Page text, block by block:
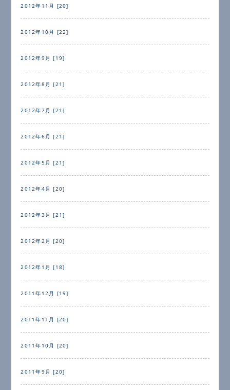
2012年11月 [20]
2012年10月 [22]
2012年9月 [19]
2012年8月 [21]
2012年7月 [21]
2012年6月 [21]
2012年5月 [21]
2012年4月 [20]
2012年3月 [21]
2012年2月 [20]
2012年1月 [18]
2011年12月 [19]
2011年11月 [20]
2011年10月 [20]
2011年9月 [20]